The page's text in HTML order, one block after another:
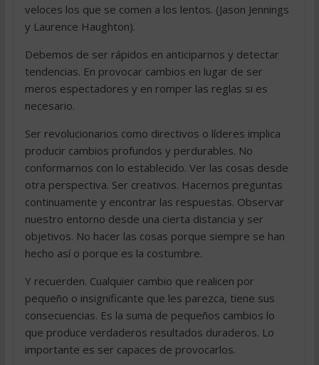
veloces los que se comen a los lentos. (Jason Jennings
y Laurence Haughton).
Debemos de ser rápidos en anticiparnos y detectar
tendencias. En provocar cambios en lugar de ser
meros espectadores y en romper las reglas si es
necesario.
Ser revolucionarios como directivos o líderes implica
producir cambios profundos y perdurables. No
conformarnos con lo establecido. Ver las cosas desde
otra perspectiva. Ser creativos. Hacernos preguntas
continuamente y encontrar las respuestas. Observar
nuestro entorno desde una cierta distancia y ser
objetivos. No hacer las cosas porque siempre se han
hecho así o porque es la costumbre.
Y recuerden. Cualquier cambio que realicen por
pequeño o insignificante que les parezca, tiene sus
consecuencias. Es la suma de pequeños cambios lo
que produce verdaderos resultados duraderos. Lo
importante es ser capaces de provocarlos.